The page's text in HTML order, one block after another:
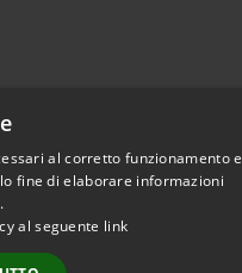
al corretto funzionamento e
fine di elaborare informazioni
al seguente link